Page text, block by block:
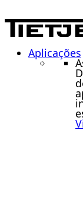
Aplicações